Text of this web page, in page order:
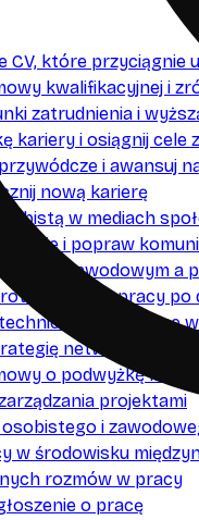
CV, które przyciągnie
kwalifikacyjnej i
zatrudnienia i
kariery i osiągnij cele
i awansuj
nową karierę
w mediach
i popraw
życiem zawodowym a
na rynek pracy po
potrzebne
networkingu
o podwyżkę lub
projektami
i
w środowisku
rozmów w pracy
o pracę